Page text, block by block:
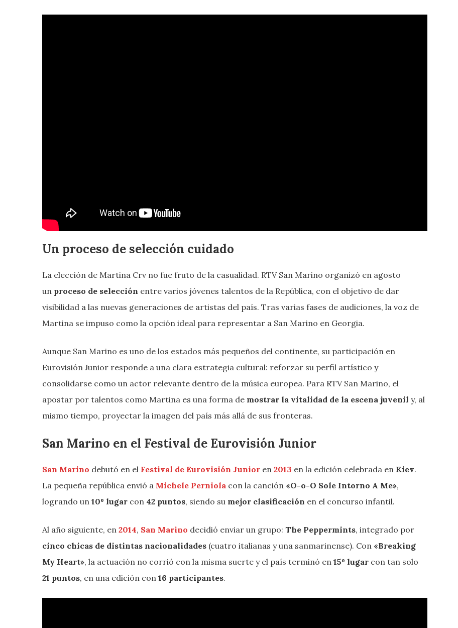
Un proceso de selección cuidado
La elección de Martina Crv no fue fruto de la casualidad. RTV San Marino organizó en agosto
un proceso de selección entre varios jóvenes talentos de la República, con el objetivo de dar
visibilidad a las nuevas generaciones de artistas del país. Tras varias fases de audiciones, la voz de
Martina se impuso como la opción ideal para representar a San Marino en Georgia.
Aunque San Marino es uno de los estados más pequeños del continente, su participación en
Eurovisión Junior responde a una clara estrategia cultural: reforzar su perfil artístico y
consolidarse como un actor relevante dentro de la música europea. Para RTV San Marino, el
apostar por talentos como Martina es una forma de mostrar la vitalidad de la escena juvenil y, al
mismo tiempo, proyectar la imagen del país más allá de sus fronteras.
San Marino en el Festival de Eurovisión Junior
San Marino debutó en el Festival de Eurovisión Junior en 2013 en la edición celebrada en Kiev.
La pequeña república envió a Michele Perniola con la canción «O-o-O Sole Intorno A Me»,
logrando un 10º lugar con 42 puntos, siendo su mejor clasificación en el concurso infantil.
Al año siguiente, en 2014, San Marino decidió enviar un grupo: The Peppermints, integrado por
cinco chicas de distintas nacionalidades (cuatro italianas y una sanmarinense). Con «Breaking
My Heart», la actuación no corrió con la misma suerte y el país terminó en 15º lugar con tan solo
21 puntos, en una edición con 16 participantes.